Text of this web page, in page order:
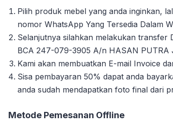
Pilih produk mebel yang anda inginkan,
nomor WhatsApp Yang Tersedia Dalam
Selanjutnya silahkan melakukan transfer
BCA 247-079-3905 A/n HASAN PUTRA
Kami akan membuatkan E-mail Invoice
Sisa pembayaran 50% dapat anda
anda sudah mendapatkan foto final dari
Metode Pemesanan Offline